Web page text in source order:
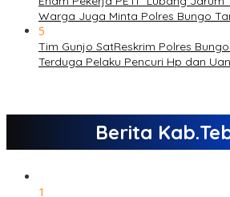
Warga Juga Minta Polres Bungo
5
Tim Gunjo SatReskrim Polres
Terduga Pelaku Pencuri Hp dan
Berita
1